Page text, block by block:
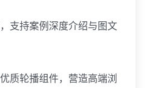
支持案例深度介绍与图文
质轮播组件，营造高端浏